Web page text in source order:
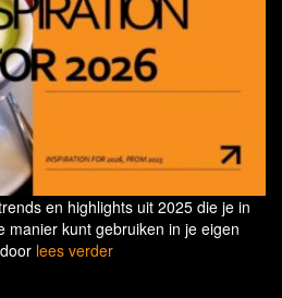
en highlights uit 2025 die je in
manier kunt gebruiken in je eigen
lees verder